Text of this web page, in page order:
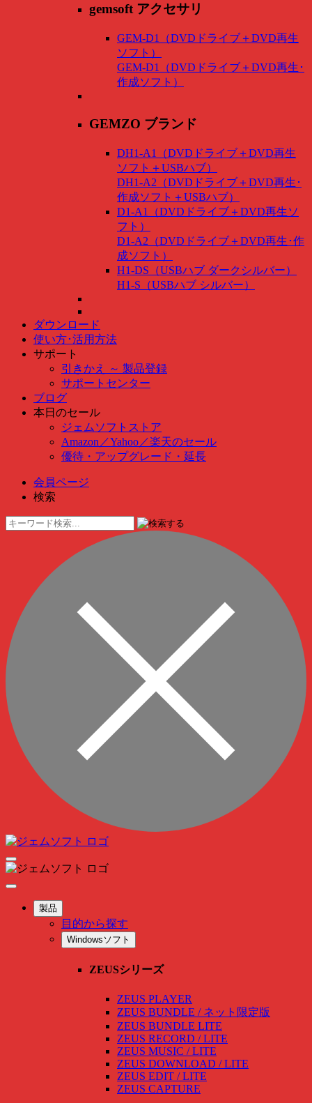
gemsoft アクセサリ
GEM-D1（DVDドライブ＋DVD再生
ソフト）
GEM-D1（DVDドライブ＋DVD再生･
作成ソフト）
GEMZO ブランド
DH1-A1（DVDドライブ＋DVD再生
ソフト＋USBハブ）
DH1-A2（DVDドライブ＋DVD再生･
作成ソフト＋USBハブ）
D1-A1（DVDドライブ＋DVD再生ソ
フト）
D1-A2（DVDドライブ＋DVD再生･作
成ソフト）
H1-DS（USBハブ ダークシルバー）
H1-S（USBハブ シルバー）
ダウンロード
使い方･活用方法
サポート
引きかえ ～ 製品登録
サポートセンター
ブログ
本日のセール
ジェムソフトストア
Amazon ／Yahoo ／楽天のセール
優待・アップグレード・延長
会員ページ
検索
製品
目的から探す
Windowsソフト
ZEUSシリーズ
ZEUS PLAYER
ZEUS BUNDLE / ネット限定版
ZEUS BUNDLE LITE
ZEUS RECORD / LITE
ZEUS MUSIC / LITE
ZEUS DOWNLOAD / LITE
ZEUS EDIT / LITE
ZEUS CAPTURE